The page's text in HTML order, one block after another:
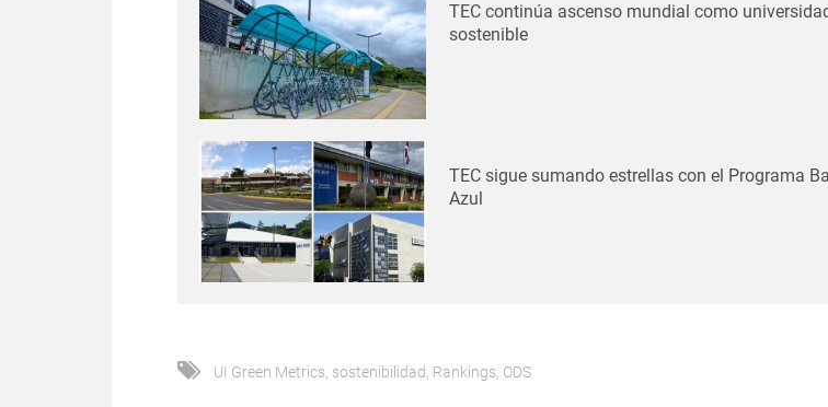
TEC continúa ascenso mundial como
sostenible
TEC sigue sumando estrellas con el Programa
Azul
UI Green Metrics sostenibilidad Rankings ODS